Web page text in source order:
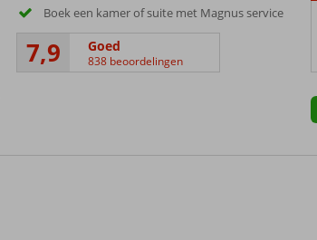
Boek een kamer of suite met Magnus service
7,9 Goed
838 beoordelingen